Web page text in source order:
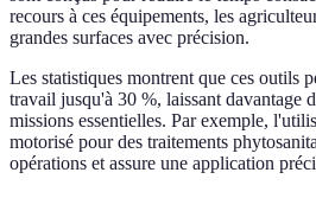
recours à ces équipements, les
grandes surfaces avec précision.
Les statistiques montrent que ces outils
travail jusqu'à 30 %, laissant davantage
missions essentielles. Par exemple,
motorisé pour des traitements
opérations et assure une application